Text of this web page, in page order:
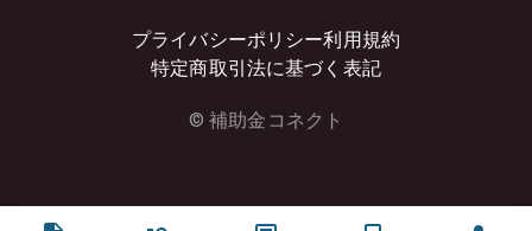
プライバシーポリシー利用規約
特定商取引法に基づく表記
© 補助金コネクト